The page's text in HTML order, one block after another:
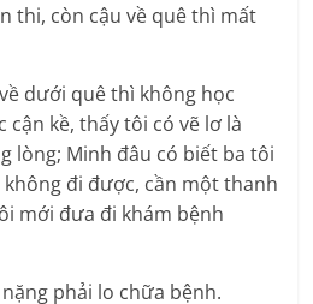
thi, còn cậu về quê thì mất
dưới quê thì không học
cận kề, thấy tôi có vẽ lơ là
lòng; Minh đâu có biết ba tôi
đi được, cần một thanh
mới đưa đi khám bệnh
phải lo chữa bệnh.